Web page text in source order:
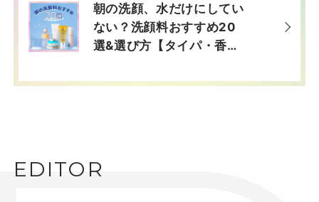
朝の洗顔、水だけにしてい
ない？洗顔料おすすめ20
選&選び方【タイパ・香
ス】
EDITOR